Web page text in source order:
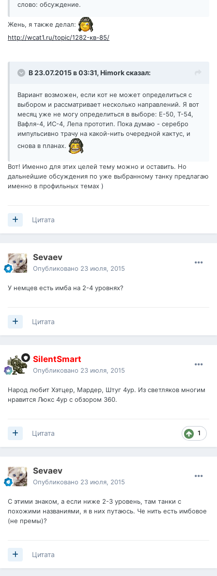
слово: обсуждение.
Жень, я также делал:
http://wcat1.ru/topic/1282-кв-85/
В 23.07.2015 в 03:31, Himorkсказал:
Вариант возможен, если кот не может определиться с
выбором и рассматривает несколько направлений. Я вот
месяц уже не могу определиться в выборе: Е-50, Т-54,
Вафля-4, ИС-4, Лепа прототип. Пока думаю - серебро
импульсивно трачу на какой-нить очередной кактус, и
снова в планах.
Вот! Именно для этих целей тему можно и оставить. Но
дальнейшие обсуждения по уже выбранному танку предлагаю
именно в профильных темах )
Цитата
Sevaev
Опубликовано 23 июля, 2015
У немцев есть имба на 2-4 уровнях?
Цитата
SilentSmart
Опубликовано 23 июля, 2015
Народ любит Хэтцер, Мардер, Штуг 4ур. Из светляков многим
нравится Люкс 4ур с обзором 360.
1
Цитата
Sevaev
Опубликовано 23 июля, 2015
С этими знаком, а если ниже 2-3 уровень, там танки с
похожими названиями, я в них путаюсь. Че нить есть имбовое
(не премы)?
Цитата